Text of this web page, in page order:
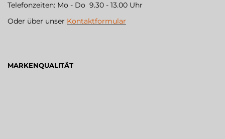
Telefonzeiten: Mo - Do 9.30 - 13.00 Uhr
Oder über unser Kontaktformular
MARKENQUALITÄT